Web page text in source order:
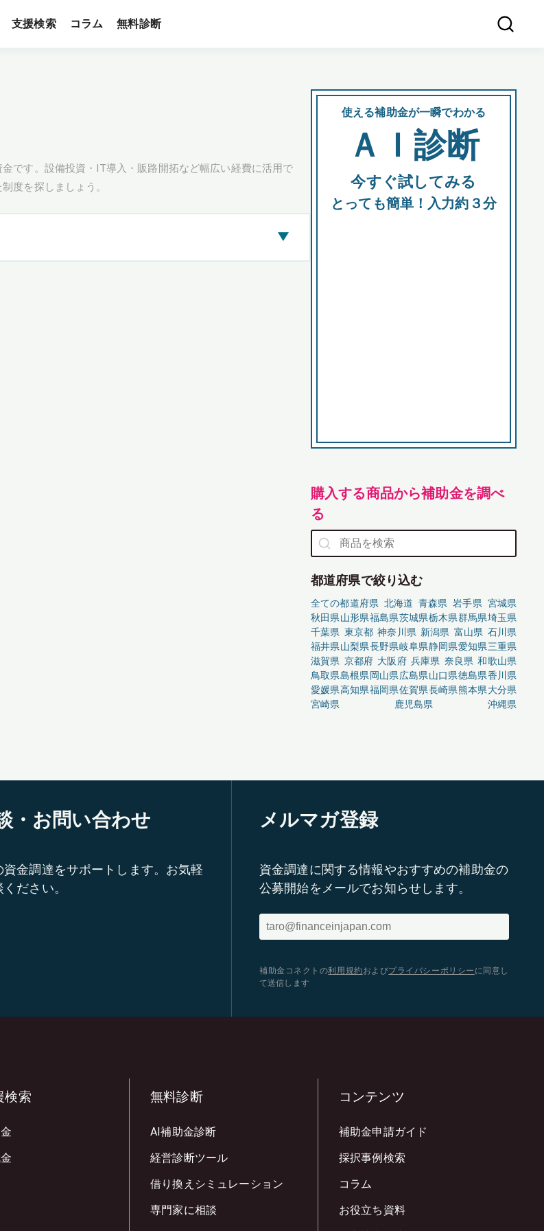
支援検索 コラム 無料診断
です。設備投資・IT導入・販路開拓など幅広い経費に活用で
度を探しましょう。
▶
使える補助金が一瞬でわかる
ＡＩ診断
今すぐ試してみる
とっても簡単！入力約３分
購入する商品から補助金を調べ
る
都道府県で絞り込む
全ての都道府県 北海道 青森県 岩手県 宮城県
秋田県山形県福島県茨城県栃木県群馬県埼玉県
千葉県 東京都 神奈川県 新潟県 富山県 石川県
福井県山梨県長野県岐阜県静岡県愛知県三重県
滋賀県 京都府 大阪府 兵庫県 奈良県 和歌山県
鳥取県島根県岡山県広島県山口県徳島県香川県
愛媛県高知県福岡県佐賀県長崎県熊本県大分県
宮崎県
鹿児島県 沖縄県
・お問い合わせ
資金調達をサポートします。お気軽
ださい。
メルマガ登録
資金調達に関する情報やおすすめの補助金の
公募開始をメールでお知らせします。
補助金コネクトの利用規約 およびプライバシーポリシー に同意し
て送信します
検索 無料診断
AI補助金診断
経営診断ツール
借り換えシミュレーション
専門家に相談
コンテンツ
補助金申請ガイド
採択事例検索
コラム
お役立ち資料